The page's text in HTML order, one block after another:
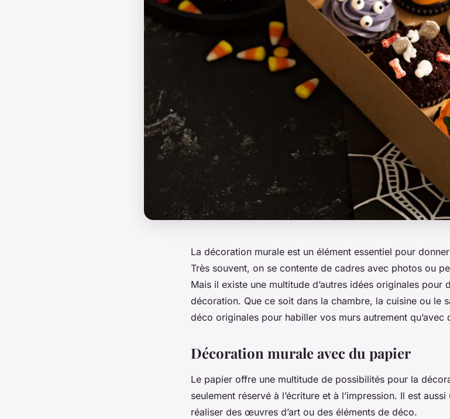
La décoration murale est un élément essentiel pour
Très souvent, on se contente de cadres avec photos ou
Mais il existe une multitude d’autres idées originales pour
décoration. Que ce soit dans la chambre, la cuisine ou le
déco originales pour habiller vos murs autrement qu’avec
Décoration murale avec du papier
Le papier offre une multitude de possibilités pour la
seulement réservé à l’écriture et à l’impression. Il est
réaliser des œuvres d’art ou des éléments de déco.